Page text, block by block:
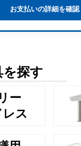
お支払いの詳細を確認
探す
ー
ス